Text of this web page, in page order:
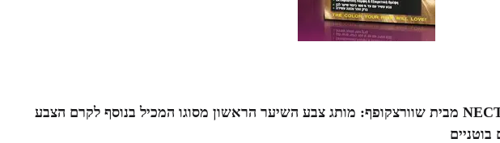
תכירו את המותג החדש NECTRA COLOR מבית שוורצקופף: מותג צבע השיער הראשון מסוגו המכיל בנוסף לקרם הצבע